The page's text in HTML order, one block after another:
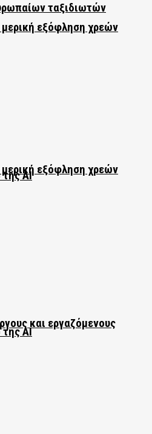
ταξιδιωτών
εξόφληση χρεών
της AI
εξόφληση χρεών
AI
και εργαζόμενους